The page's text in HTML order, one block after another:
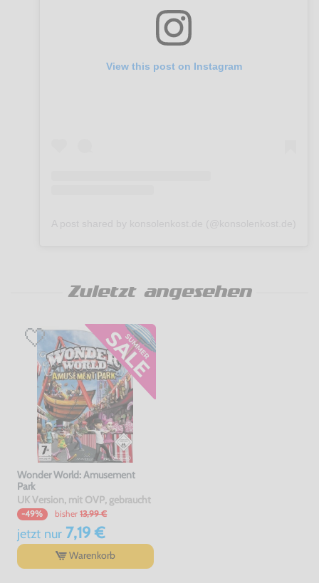
View this post on Instagram
Zuletzt angesehen
Wonder World: Amusement
Park
UK Version, mit OVP, gebraucht
-49% bisher 13,99 €
jetzt nur7,19 €
Warenkorb